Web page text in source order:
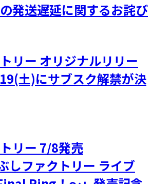
発送遅延に関するお詫び
リー オリジナルリリー
土)にサブスク解禁が決
リー 7/8発売
しファクトリー ライブ